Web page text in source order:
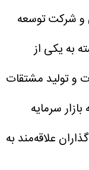
و شرکت توسعه
به یکی از
و تولید مشتقات
سرمایه
علاقه‌مند به